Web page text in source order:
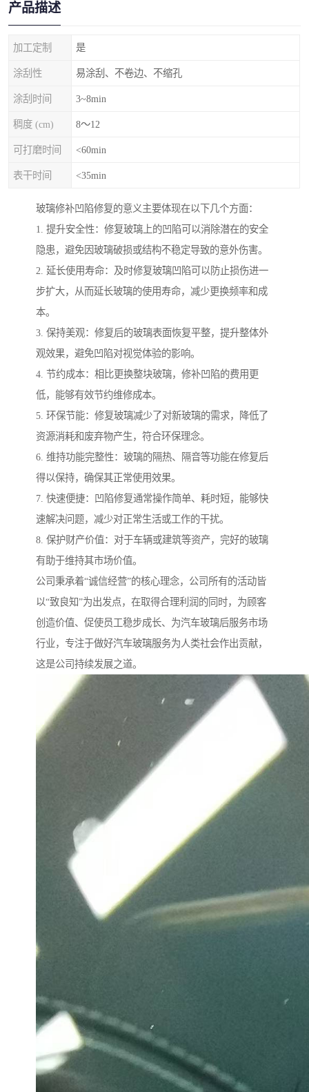
产品描述
加工定制 是
涂刮性 易涂刮、不卷边、不缩孔
涂刮时间 3~8min
稠度 (cm) 8～12
可打磨时间 <60min
表干时间 <35min
玻璃修补凹陷修复的意义主要体现在以下几个方面：
1. 提升安全性：修复玻璃上的凹陷可以消除潜在的安全
隐患，避免因玻璃破损或结构不稳定导致的意外伤害。
2. 延长使用寿命：及时修复玻璃凹陷可以防止损伤进一
步扩大，从而延长玻璃的使用寿命，减少更换频率和成
本。
3. 保持美观：修复后的玻璃表面恢复平整，提升整体外
观效果，避免凹陷对视觉体验的影响。
4. 节约成本：相比更换整块玻璃，修补凹陷的费用更
低，能够有效节约维修成本。
5. 环保节能：修复玻璃减少了对新玻璃的需求，降低了
资源消耗和废弃物产生，符合环保理念。
6. 维持功能完整性：玻璃的隔热、隔音等功能在修复后
得以保持，确保其正常使用效果。
7. 快速便捷：凹陷修复通常操作简单、耗时短，能够快
速解决问题，减少对正常生活或工作的干扰。
8. 保护财产价值：对于车辆或建筑等资产，完好的玻璃
有助于维持其市场价值。
公司秉承着“诚信经营”的核心理念，公司所有的活动皆
以“致良知”为出发点，在取得合理利润的同时，为顾客
创造价值、促使员工稳步成长、为汽车玻璃后服务市场
行业，专注于做好汽车玻璃服务为人类社会作出贡献，
这是公司持续发展之道。